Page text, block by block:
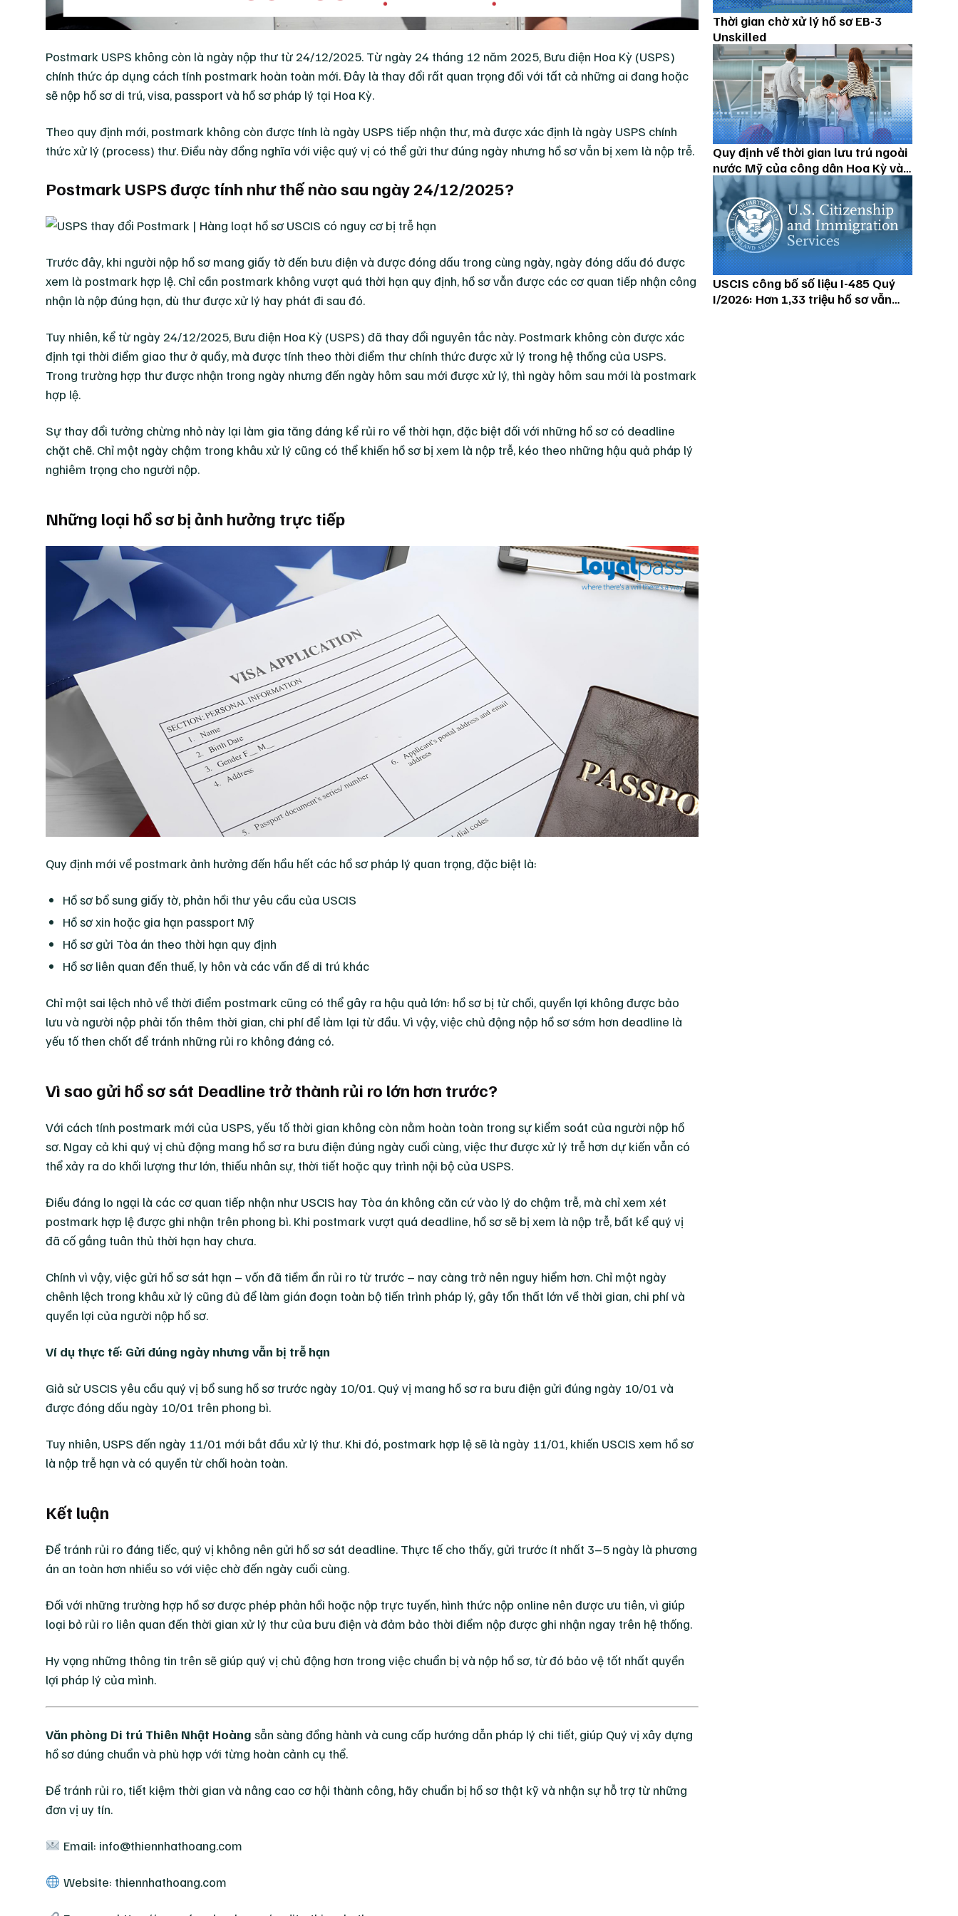
Postmark USPS không còn là ngày nộp thư từ 24/12/2025. Từ ngày 24 tháng 12 năm 2025, Bưu điện Hoa Kỳ (USPS)
chính thức áp dụng cách tính postmark hoàn toàn mới. Đây là thay đổi rất quan trọng đối với tất cả những ai đang hoặc
sẽ nộp hồ sơ di trú, visa, passport và hồ sơ pháp lý tại Hoa Kỳ.
Theo quy định mới, postmark không còn được tính là ngày USPS tiếp nhận thư, mà được xác định là ngày USPS chính
thức xử lý (process) thư. Điều này đồng nghĩa với việc quý vị có thể gửi thư đúng ngày nhưng hồ sơ vẫn bị xem là nộp trễ.
Postmark USPS được tính như thế nào sau ngày 24/12/2025?
Trước đây, khi người nộp hồ sơ mang giấy tờ đến bưu điện và được đóng dấu trong cùng ngày, ngày đóng dấu đó được
xem là postmark hợp lệ. Chỉ cần postmark không vượt quá thời hạn quy định, hồ sơ vẫn được các cơ quan tiếp nhận công
nhận là nộp đúng hạn, dù thư được xử lý hay phát đi sau đó.
Tuy nhiên, kể từ ngày 24/12/2025, Bưu điện Hoa Kỳ (USPS) đã thay đổi nguyên tắc này. Postmark không còn được xác
định tại thời điểm giao thư ở quầy, mà được tính theo thời điểm thư chính thức được xử lý trong hệ thống của USPS.
Trong trường hợp thư được nhận trong ngày nhưng đến ngày hôm sau mới được xử lý, thì ngày hôm sau mới là postmark
hợp lệ.
Sự thay đổi tưởng chừng nhỏ này lại làm gia tăng đáng kể rủi ro về thời hạn, đặc biệt đối với những hồ sơ có deadline
chặt chẽ. Chỉ một ngày chậm trong khâu xử lý cũng có thể khiến hồ sơ bị xem là nộp trễ, kéo theo những hậu quả pháp lý
nghiêm trọng cho người nộp.
Những loại hồ sơ bị ảnh hưởng trực tiếp
Quy định mới về postmark ảnh hưởng đến hầu hết các hồ sơ pháp lý quan trọng, đặc biệt là:
Hồ sơ bổ sung giấy tờ, phản hồi thư yêu cầu của USCIS
Hồ sơ xin hoặc gia hạn passport Mỹ
Hồ sơ gửi Tòa án theo thời hạn quy định
Hồ sơ liên quan đến thuế, ly hôn và các vấn đề di trú khác
Chỉ một sai lệch nhỏ về thời điểm postmark cũng có thể gây ra hậu quả lớn: hồ sơ bị từ chối, quyền lợi không được bảo
lưu và người nộp phải tốn thêm thời gian, chi phí để làm lại từ đầu. Vì vậy, việc chủ động nộp hồ sơ sớm hơn deadline là
yếu tố then chốt để tránh những rủi ro không đáng có.
Vì sao gửi hồ sơ sát Deadline trở thành rủi ro lớn hơn trước?
Với cách tính postmark mới của USPS, yếu tố thời gian không còn nằm hoàn toàn trong sự kiểm soát của người nộp hồ
sơ. Ngay cả khi quý vị chủ động mang hồ sơ ra bưu điện đúng ngày cuối cùng, việc thư được xử lý trễ hơn dự kiến vẫn có
thể xảy ra do khối lượng thư lớn, thiếu nhân sự, thời tiết hoặc quy trình nội bộ của USPS.
Điều đáng lo ngại là các cơ quan tiếp nhận như USCIS hay Tòa án không căn cứ vào lý do chậm trễ, mà chỉ xem xét
postmark hợp lệ được ghi nhận trên phong bì. Khi postmark vượt quá deadline, hồ sơ sẽ bị xem là nộp trễ, bất kể quý vị
đã cố gắng tuân thủ thời hạn hay chưa.
Chính vì vậy, việc gửi hồ sơ sát hạn – vốn đã tiềm ẩn rủi ro từ trước – nay càng trở nên nguy hiểm hơn. Chỉ một ngày
chênh lệch trong khâu xử lý cũng đủ để làm gián đoạn toàn bộ tiến trình pháp lý, gây tổn thất lớn về thời gian, chi phí và
quyền lợi của người nộp hồ sơ.
Ví dụ thực tế: Gửi đúng ngày nhưng vẫn bị trễ hạn
Giả sử USCIS yêu cầu quý vị bổ sung hồ sơ trước ngày 10/01. Quý vị mang hồ sơ ra bưu điện gửi đúng ngày 10/01 và
được đóng dấu ngày 10/01 trên phong bì.
Tuy nhiên, USPS đến ngày 11/01 mới bắt đầu xử lý thư. Khi đó, postmark hợp lệ sẽ là ngày 11/01, khiến USCIS xem hồ sơ
là nộp trễ hạn và có quyền từ chối hoàn toàn.
Kết luận
Để tránh rủi ro đáng tiếc, quý vị không nên gửi hồ sơ sát deadline. Thực tế cho thấy, gửi trước ít nhất 3–5 ngày là phương
án an toàn hơn nhiều so với việc chờ đến ngày cuối cùng.
Đối với những trường hợp hồ sơ được phép phản hồi hoặc nộp trực tuyến, hình thức nộp online nên được ưu tiên, vì giúp
loại bỏ rủi ro liên quan đến thời gian xử lý thư của bưu điện và đảm bảo thời điểm nộp được ghi nhận ngay trên hệ thống.
Hy vọng những thông tin trên sẽ giúp quý vị chủ động hơn trong việc chuẩn bị và nộp hồ sơ, từ đó bảo vệ tốt nhất quyền
lợi pháp lý của mình.
Văn phòng Di trú Thiên Nhật Hoàng sẵn sàng đồng hành và cung cấp hướng dẫn pháp lý chi tiết, giúp Quý vị xây dựng
hồ sơ đúng chuẩn và phù hợp với từng hoàn cảnh cụ thể.
Để tránh rủi ro, tiết kiệm thời gian và nâng cao cơ hội thành công, hãy chuẩn bị hồ sơ thật kỹ và nhận sự hỗ trợ từ những
đơn vị uy tín.
Email: info@thiennhathoang.com
Website: thiennhathoang.com
Thời gian chờ xử lý hồ sơ EB-3
Unskilled
Quy định về thời gian lưu trú ngoài
nước Mỹ của công dân Hoa Kỳ và
thường trú nhân
USCIS công bố số liệu I-485 Quý
I/2026: Hơn 1,33 triệu hồ sơ vẫn